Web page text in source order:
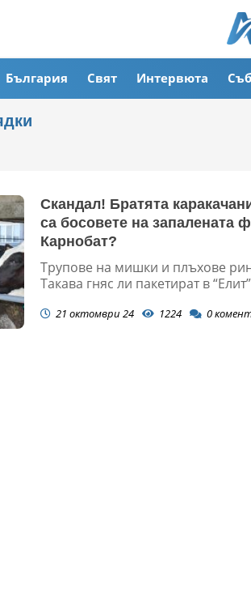
България Свят Интервюта
Скандал! Братята
са босовете на запалената
Карнобат?
Трупове на мишки и плъхове
Такава гняс ли пакетират в
21 октомври 24 1224 0